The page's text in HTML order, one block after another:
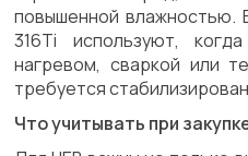
повышенной влажностью.
316Ti используют,
нагревом, сваркой или
требуется
Что учитывать при